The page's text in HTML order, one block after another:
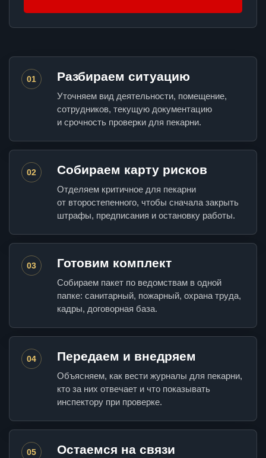
01 Разбираем ситуацию
Уточняем вид деятельности, помещение,
сотрудников, текущую документацию
и срочность проверки для пекарни.
02 Собираем карту рисков
Отделяем критичное для пекарни
от второстепенного, чтобы сначала закрыть
штрафы, предписания и остановку работы.
03 Готовим комплект
Собираем пакет по ведомствам в одной
папке: санитарный, пожарный, охрана труда,
кадры, договорная база.
04 Передаем и внедряем
Объясняем, как вести журналы для пекарни,
кто за них отвечает и что показывать
инспектору при проверке.
05 Остаемся на связи